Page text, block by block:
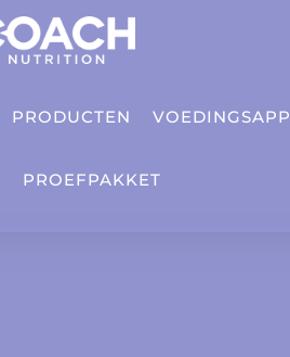
PRODUCTEN VOEDINGSAPP
PROEFPAKKET